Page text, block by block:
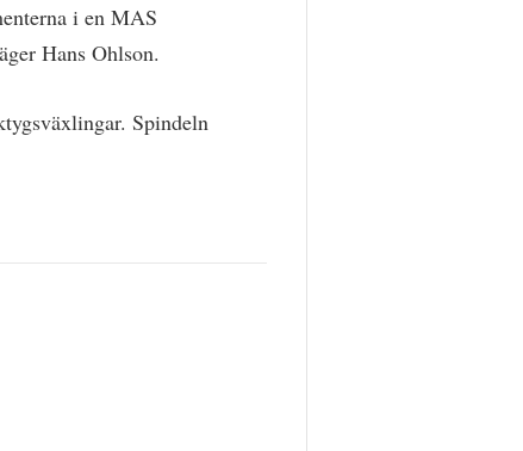
i en MAS
Hans Ohlson.
Spindeln